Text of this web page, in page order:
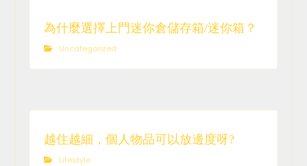
為什麼選擇上門迷你倉儲存箱/迷你箱？
Uncategorized
越住越細，個人物品可以放邊度呀?
Lifestyle